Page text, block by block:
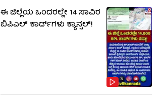
ಈ ಜಿಲ್ಲೆಯ ಒಂದರಲ್ಲೇ 14 ಸಾವಿರ
ಬಿಪಿಎಲ್​ ಕಾರ್ಡ್​ಗಳು ಕ್ಯಾನ್ಸಲ್!